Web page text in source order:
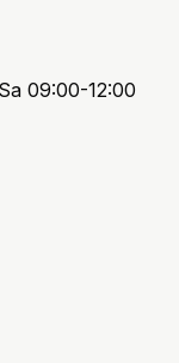
09:00-12:00